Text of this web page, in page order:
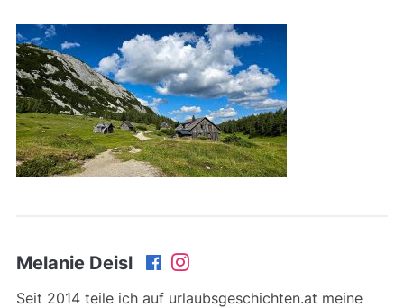
Melanie Deisl
Seit 2014 teile ich auf urlaubsgeschichten.at meine